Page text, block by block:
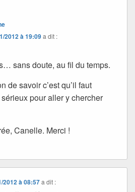
2012 à 19:09a dit :
sans doute, au fil du temps.
de savoir c’est qu’il faut
pour aller y chercher
Canelle. Merci !
2012 à 08:57 a dit :